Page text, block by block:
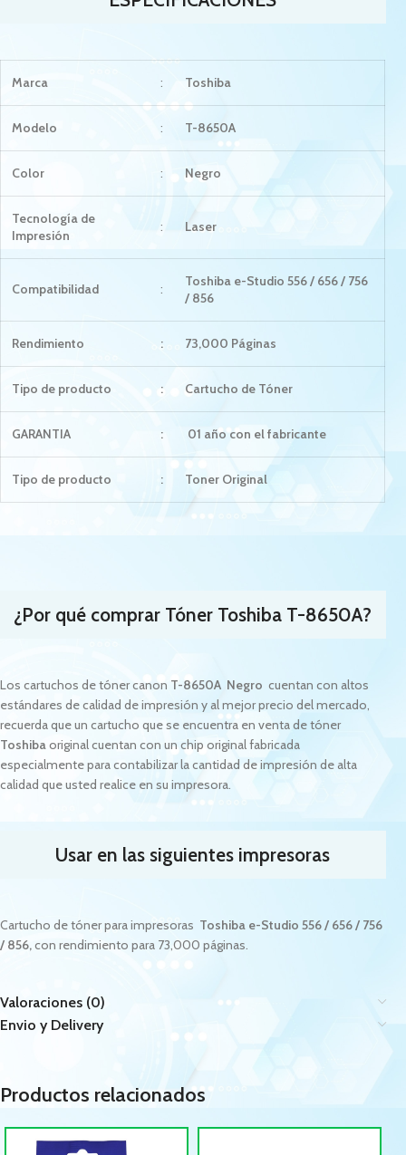
Marca : Toshiba
Modelo : T-8650A
Color : Negro
Tecnología de
Impresión
: Laser
Compatibilidad :
Toshiba e-Studio 556 / 656 / 756
/ 856
Rendimiento : 73,000 Páginas
Tipo de producto : Cartucho de Tóner
GARANTIA : 01 año con el fabricante
Tipo de producto : Toner Original
¿Por qué comprar Tóner Toshiba T-8650A?
Los cartuchos de tóner canon T-8650A Negro cuentan con altos
estándares de calidad de impresión y al mejor precio del mercado,
recuerda que un cartucho que se encuentra en venta de tóner
Toshiba original cuentan con un chip original fabricada
especialmente para contabilizar la cantidad de impresión de alta
calidad que usted realice en su impresora.
Usar en las siguientes impresoras
Cartucho de tóner para impresoras Toshiba e-Studio 556 / 656 / 756
/ 856,con rendimiento para 73,000 páginas.
Valoraciones (0)
Envio y Delivery
Productos relacionados